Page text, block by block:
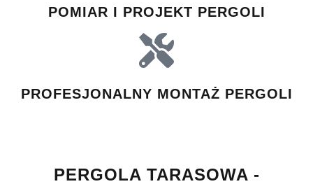
POMIAR I PROJEKT PERGOLI
PROFESJONALNY MONTAŻ PERGOLI
PERGOLA TARASOWA -